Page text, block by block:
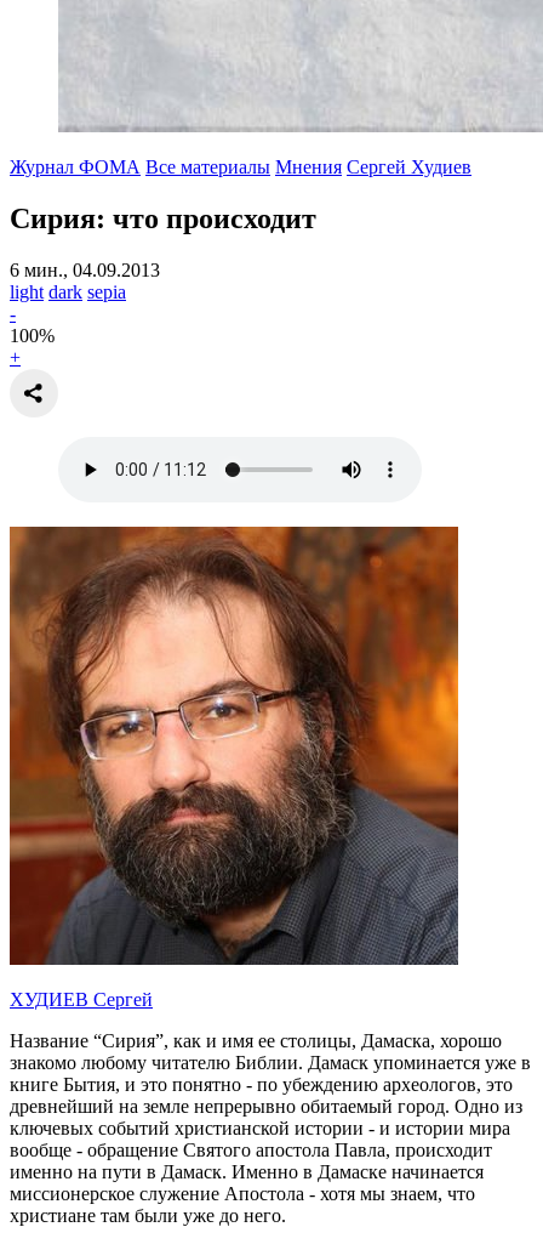
Журнал ФОМА Все материалы Мнения Сергей Худиев
Сирия: что происходит
6 мин., 04.09.2013
light dark sepia
-
100%
+
ХУДИЕВ Сергей
Название “Сирия”, как и имя ее столицы, Дамаска, хорошо
знакомо любому читателю Библии. Дамаск упоминается уже в
книге Бытия, и это понятно - по убеждению археологов, это
древнейший на земле непрерывно обитаемый город. Одно из
ключевых событий христианской истории - и истории мира
вообще - обращение Святого апостола Павла, происходит
именно на пути в Дамаск. Именно в Дамаске начинается
миссионерское служение Апостола - хотя мы знаем, что
христиане там были уже до него.